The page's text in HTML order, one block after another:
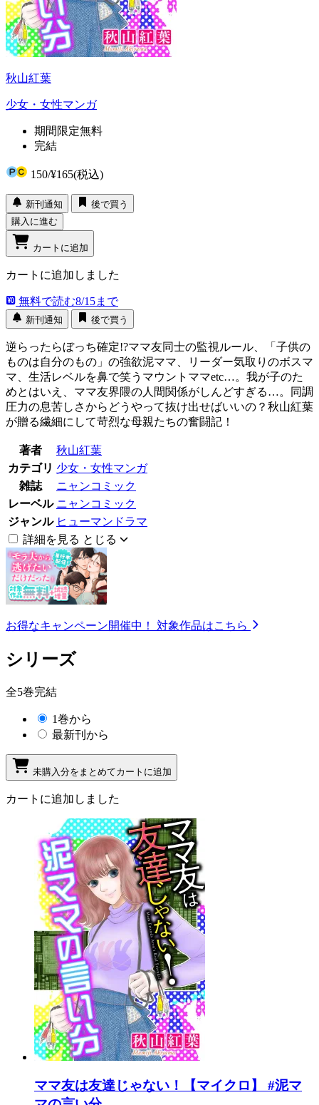
秋山紅葉
少女・女性マンガ
期間限定無料
完結
150/¥165(税込)
新刊通知
後で買う
購入に進む
カートに追加
カートに追加しました
無料で読む8/15まで
新刊通知 後で買う
逆らったらぼっち確定!?ママ友同士の監視ルール、「子供の
ものは自分のもの」の強欲泥ママ、リーダー気取りのボスマ
マ、生活レベルを鼻で笑うマウントママetc…。我が子のた
めとはいえ、ママ友界隈の人間関係がしんどすぎる…。同調
圧力の息苦しさからどうやって抜け出せばいいの？秋山紅葉
が贈る繊細にして苛烈な母親たちの奮闘記！
著者
秋山紅葉
カテゴリ 少女・女性マンガ
雑誌
ニャンコミック
レーベル ニャンコミック
ジャンル ヒューマンドラマ
詳細を見る とじる
お得なキャンペーン開催中！ 対象作品はこちら
シリーズ
全5巻完結
1巻から
最新刊から
未購入分をまとめてカートに追加
カートに追加しました
ママ友は友達じゃない！【マイクロ】 #泥マ